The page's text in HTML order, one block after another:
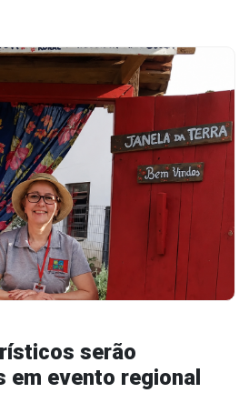
serão
em evento regional